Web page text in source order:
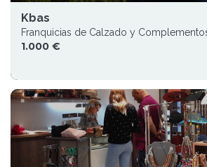
Kbas
Franquicias de Calzado y
1.000 €